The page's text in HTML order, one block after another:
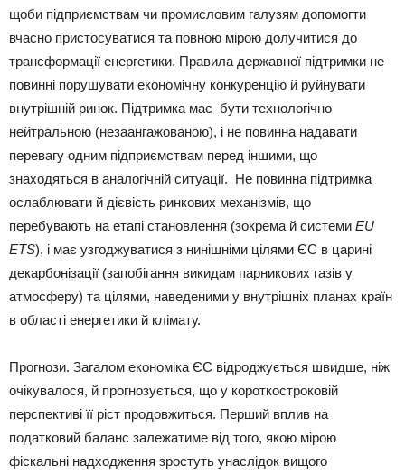
щоби підприємствам чи промисловим галузям допомогти
вчасно пристосуватися та повною мірою долучитися до
трансформації енергетики. Правила державної підтримки не
повинні порушувати економічну конкуренцію й руйнувати
внутрішній ринок. Підтримка має бути технологічно
нейтральною (незаангажованою), і не повинна надавати
перевагу одним підприємствам перед іншими, що
знаходяться в аналогічній ситуації. Не повинна підтримка
ослаблювати й дієвість ринкових механізмів, що
перебувають на етапі становлення (зокрема й системи EU
ETS), і має узгоджуватися з нинішніми цілями ЄС в царині
декарбонізації (запобігання викидам парникових газів у
атмосферу) та цілями, наведеними у внутрішніх планах країн
в області енергетики й клімату.
Прогнози. Загалом економіка ЄС відроджується швидше, ніж
очікувалося, й прогнозується, що у короткостроковій
перспективі її ріст продовжиться. Перший вплив на
податковий баланс залежатиме від того, якою мірою
фіскальні надходження зростуть унаслідок вищого